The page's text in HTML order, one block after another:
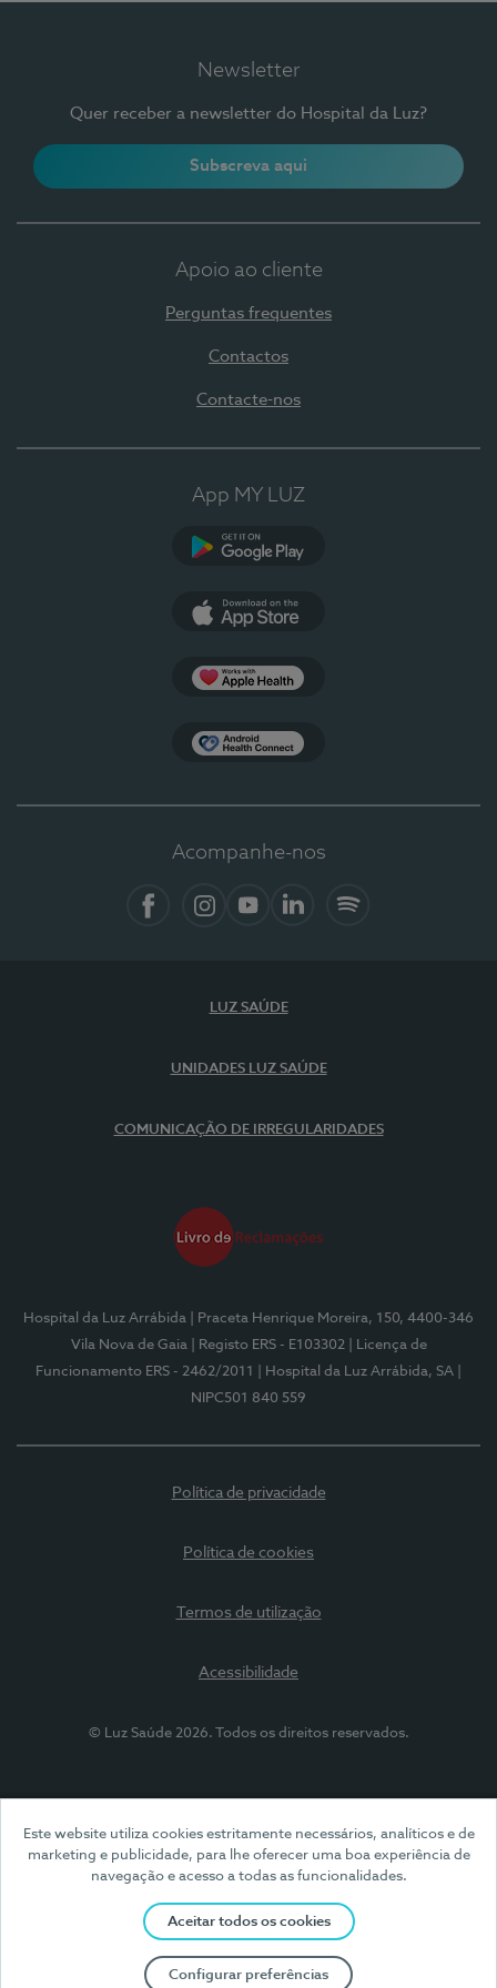
Este website utiliza cookies estritamente necessários, analíticos e de
marketing e publicidade, para lhe oferecer uma boa experiência de
navegação e acesso a todas as funcionalidades.
Aceitar todos os cookies
Configurar preferências
Newsletter
Quer receber a newsletter do Hospital da Luz?
Subscreva aqui
Apoio ao cliente
Perguntas frequentes
Contactos
Contacte-nos
App MY LUZ
Acompanhe-nos
LUZ SAÚDE
UNIDADES LUZ SAÚDE
COMUNICAÇÃO DE IRREGULARIDADES
Hospital da Luz Arrábida
| Praceta Henrique Moreira, 150, 4400-346
Vila Nova de Gaia
| Registo ERS - E103302
| Licença de
Funcionamento ERS - 2462/2011
| Hospital da Luz Arrábida, SA
NIPC501 840 559
Política de privacidade
Política de cookies
Termos de utilização
Acessibilidade
© Luz Saúde 2026. Todos os direitos reservados.